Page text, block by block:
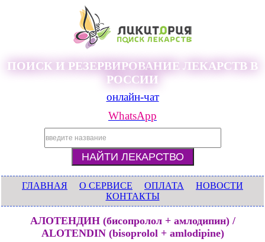
ПОИСК И РЕЗЕРВИРОВАНИЕ ЛЕКАРСТВ В
РОССИИ
онлайн-чат
WhatsApp
ГЛАВНАЯ О СЕРВИСЕ ОПЛАТА
НОВОСТИ
КОНТАКТЫ
АЛОТЕНДИН (бисопролол + амлодипин) /
ALOTENDIN (bisoprolol + amlodipine)